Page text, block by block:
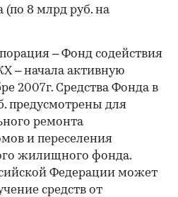
(по 8 млрд руб. на
– Фонд содействия
– начала активную
2007г. Средства Фонда в
предусмотрены для
ремонта
и переселения
жилищного фонда.
Федерации может
средств от